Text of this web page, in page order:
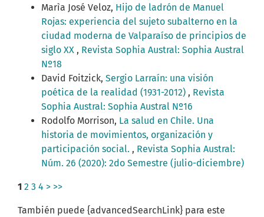
Marìa José Veloz, Hijo de ladrón de Manuel
Rojas: experiencia del sujeto subalterno en la
ciudad moderna de Valparaíso de principios de
siglo XX , Revista Sophia Austral: Sophia Austral
Nº18
David Foitzick, Sergio Larraín: una visión
poética de la realidad (1931-2012) , Revista
Sophia Austral: Sophia Austral Nº16
Rodolfo Morrison, La salud en Chile. Una
historia de movimientos, organización y
participación social. , Revista Sophia Austral:
Núm. 26 (2020): 2do Semestre (julio-diciembre)
1 2 3 4 > >>
También puede {advancedSearchLink} para este